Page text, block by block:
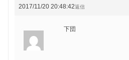
2017/11/20 20:48:42返信
下団